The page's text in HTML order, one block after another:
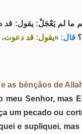
ما لم يَعْجَلْ: يقول:
قال: «يقول: قد دعوت،
as bênçãos de
meu Senhor, mas
um pecado ou
e supliquei,